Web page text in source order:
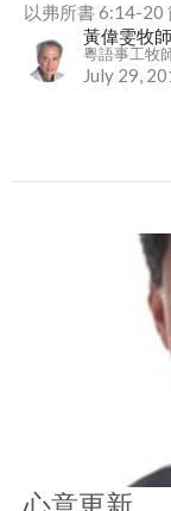
以弗所書 6:14-20
黃偉雯牧
粵語事工牧
July 29,